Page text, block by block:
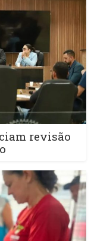
revisão